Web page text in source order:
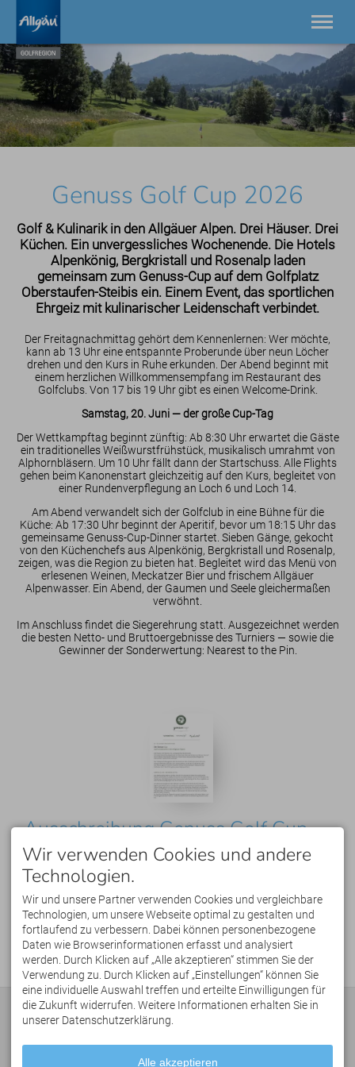
21 Golfplätze zwischen Bodensee und Neuschwanstein.
Einzigartig in Europa.
Golfplätze
Golfdestinationen
AllgäuGolfPass
Service
Kontakt
Genuss Golf Cup 2026
Golf & Kulinarik in den Allgäuer Alpen. Drei Häuser. Drei
Küchen. Ein unvergessliches Wochenende. Die Hotels
Alpenkönig, Bergkristall und Rosenalp laden
gemeinsam zum Genuss-Cup auf dem Golfplatz
Oberstaufen-Steibis ein. Einem Event, das sportlichen
Ehrgeiz mit kulinarischer Leidenschaft verbindet.
Der Freitagnachmittag gehört dem Kennenlernen: Wer möchte,
kann ab 13 Uhr eine entspannte Proberunde über neun Löcher
drehen und den Kurs in Ruhe erkunden. Der Abend beginnt mit
einem herzlichen Willkommensempfang im Restaurant des
Golfclubs. Von 17 bis 19 Uhr gibt es einen Welcome-Drink.
Samstag, 20. Juni — der große Cup-Tag
Der Wettkampftag beginnt zünftig: Ab 8:30 Uhr erwartet die Gäste
ein traditionelles Weißwurstfrühstück, musikalisch umrahmt von
Alphornbläsern. Um 10 Uhr fällt dann der Startschuss. Alle Flights
gehen beim Kanonenstart gleichzeitig auf den Kurs, begleitet von
einer Rundenverpflegung an Loch 6 und Loch 14.
Am Abend verwandelt sich der Golfclub in eine Bühne für die
Küche: Ab 17:30 Uhr beginnt der Aperitif, bevor um 18:15 Uhr das
gemeinsame Genuss-Cup-Dinner startet. Sieben Gänge, gekocht
von den Küchenchefs aus Alpenkönig, Bergkristall und Rosenalp,
zeigen, was die Region zu bieten hat. Begleitet wird das Menü von
erlesenen Weinen, Meckatzer Bier und frischem Allgäuer
Alpenwasser. Ein Abend, der Gaumen und Seele gleichermaßen
verwöhnt.
Im Anschluss findet die Siegerehrung statt. Ausgezeichnet werden
die besten Netto- und Bruttoergebnisse des Turniers — sowie die
Gewinner der Sonderwertung: Nearest to the Pin.
Ausschreibung Genuss Golf Cup
2026
PDF Dateigröße 531,71 kB
Download
KONTAKT
Golfregion Allgäu GmbH
87561 Oberstdorf
Erleben Sie die einzigartige
Golfregion Allgäu mit 21
Golfplätzen innerhalb einer
Autostunde.
Wir verwenden Cookies und andere
Technologien.
Wir und unsere Partner verwenden Cookies und vergleichbare
Technologien, um unsere Webseite optimal zu gestalten und
fortlaufend zu verbessern. Dabei können personenbezogene
Daten wie Browserinformationen erfasst und analysiert
werden. Durch Klicken auf „Alle akzeptieren“ stimmen Sie der
Verwendung zu. Durch Klicken auf „Einstellungen“ können Sie
eine individuelle Auswahl treffen und erteilte Einwilligungen für
die Zukunft widerrufen. Weitere Informationen erhalten Sie in
unserer Datenschutzerklärung.
Alle akzeptieren